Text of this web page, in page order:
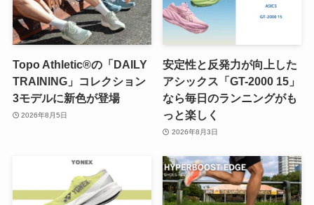
Topo Athletic®の「DAILY
TRAINING」コレクション
3モデルに新色が登場
2026年8月5日
安定性と反発力が向上した
アシックス「GT-2000 15」
なら毎日のランニングがも
っと楽しく
2026年8月3日